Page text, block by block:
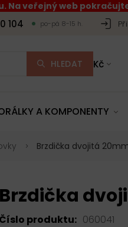
Na veřejný web
104 po-pá 8-15 h.
HLEDAT Kč
A KOMPONENTY
Brzdička dvojitá
Brzdička
Číslo produktu: 060041